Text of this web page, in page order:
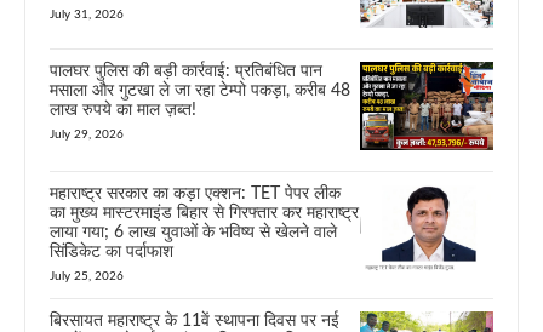
July 31, 2026
पालघर पुलिस की बड़ी कार्रवाई: प्रतिबंधित पान
मसाला और गुटखा ले जा रहा टेम्पो पकड़ा, करीब 48
लाख रुपये का माल ज़ब्त!
July 29, 2026
महाराष्ट्र सरकार का कड़ा एक्शन: TET पेपर लीक
का मुख्य मास्टरमाइंड बिहार से गिरफ्तार कर महाराष्ट्र
लाया गया; 6 लाख युवाओं के भविष्य से खेलने वाले
सिंडिकेट का पर्दाफाश
July 25, 2026
बिरसायत महाराष्ट्र के 11वें स्थापना दिवस पर नई